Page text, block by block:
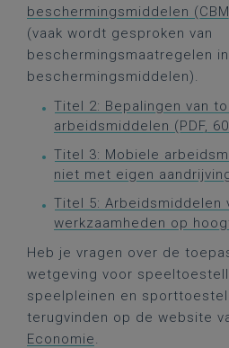
beschermingsmiddelen
(vaak wordt gesproken van
beschermingsmaatregelen
beschermingsmiddelen).
Titel 2: Bepalingen van
arbeidsmiddelen (PDF,
Titel 3: Mobiele
niet met eigen
Titel 5: Arbeidsmiddelen
werkzaamheden op
Heb je vragen over de
wetgeving voor
speelpleinen en
terugvinden op de website
Economie.